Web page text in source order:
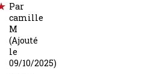
Par
camille
M
(Ajouté
le
09/10/2025)